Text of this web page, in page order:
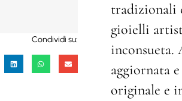
Condividi su:
tradizionali
gioielli
inconsueta.
aggiornata
originale e